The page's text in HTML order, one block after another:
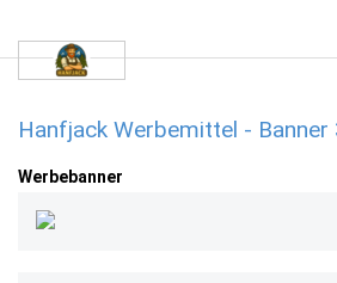
Hanfjack Werbemittel - Banner
Werbebanner